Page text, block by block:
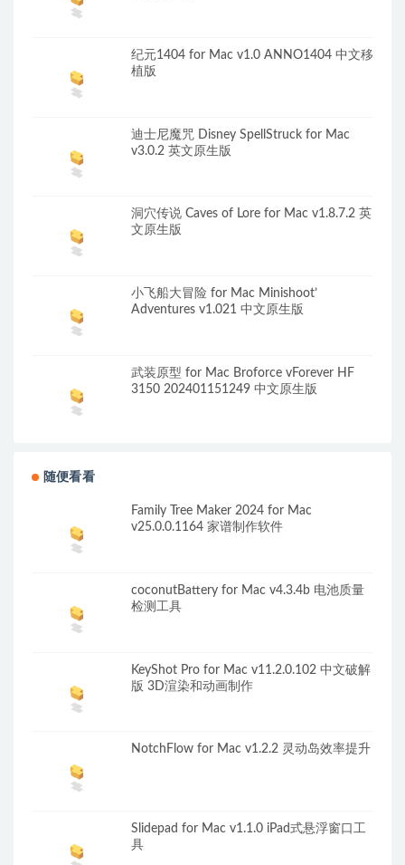
纪元1404 for Mac v1.0 ANNO1404 中文移
植版
迪士尼魔咒 Disney SpellStruck for Mac
v3.0.2 英文原生版
洞穴传说 Caves of Lore for Mac v1.8.7.2 英
文原生版
小飞船大冒险 for Mac Minishoot’
Adventures v1.021 中文原生版
武装原型 for Mac Broforce vForever HF
3150 202401151249 中文原生版
随便看看
Family Tree Maker 2024 for Mac
v25.0.0.1164 家谱制作软件
coconutBattery for Mac v4.3.4b 电池质量
检测工具
KeyShot Pro for Mac v11.2.0.102 中文破解
版 3D渲染和动画制作
NotchFlow for Mac v1.2.2 灵动岛效率提升
Slidepad for Mac v1.1.0 iPad式悬浮窗口工
具